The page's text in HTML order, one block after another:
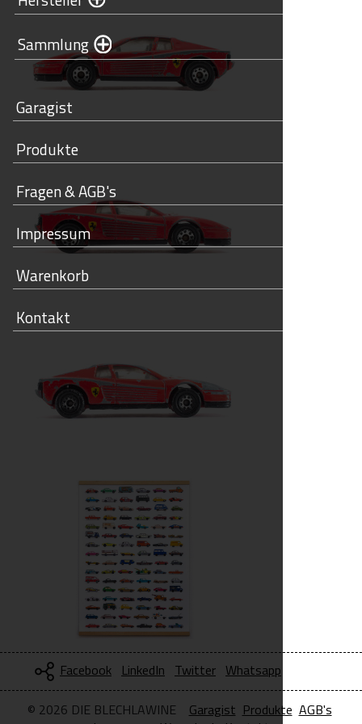
Sammlung
Garagist
Produkte
Fragen & AGB's
Impressum
Warenkorb
Kontakt
Facebook LinkedIn Twitter Whatsapp
© 2026 DIE BLECHLAWINE Garagist Produkte AGB's